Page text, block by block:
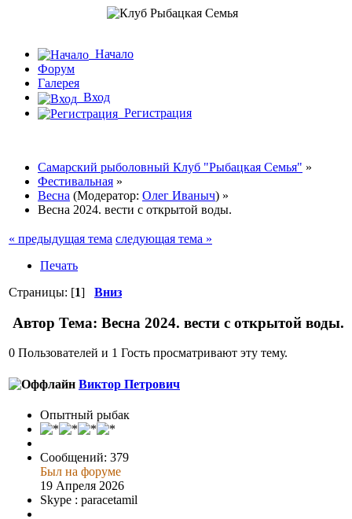
Начало
Форум
Галерея
Вход
Регистрация
Самарский рыболовный Клуб "Рыбацкая Семья" »
Фестивальная »
Весна (Модератор: Олег Иваныч) »
Весна 2024. вести с открытой воды.
« предыдущая тема следующая тема »
Печать
Страницы: [1] Вниз
Автор Тема: Весна 2024. вести с открытой
0 Пользователей и 1 Гость просматривают эту тему.
Виктор Петрович
Опытный рыбак
Сообщений: 379
Был на форуме
19 Апреля 2026
Skype : paracetamil